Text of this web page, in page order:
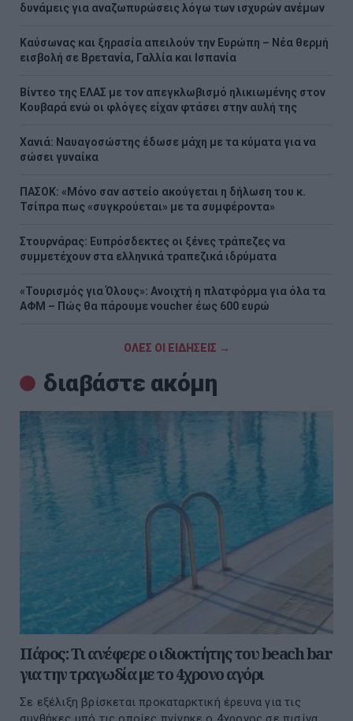
δυνάμεις για αναζωπυρώσεις λόγω των ισχυρών ανέμων
Καύσωνας και ξηρασία απειλούν την Ευρώπη – Νέα θερμή
εισβολή σε Βρετανία, Γαλλία και Ισπανία
Βίντεο της ΕΛΑΣ με τον απεγκλωβισμό ηλικιωμένης στον
Κουβαρά ενώ οι φλόγες είχαν φτάσει στην αυλή της
Χανιά: Ναυαγοσώστης έδωσε μάχη με τα κύματα για να
σώσει γυναίκα
ΠΑΣΟΚ: «Μόνο σαν αστείο ακούγεται η δήλωση του κ.
Τσίπρα πως «συγκρούεται» με τα συμφέροντα»
Στουρνάρας: Ευπρόσδεκτες οι ξένες τράπεζες να
συμμετέχουν στα ελληνικά τραπεζικά ιδρύματα
«Τουρισμός για Όλους»: Ανοιχτή η πλατφόρμα για όλα τα
ΑΦΜ – Πώς θα πάρουμε voucher έως 600 ευρώ
ΟΛΕΣ ΟΙ ΕΙΔΗΣΕΙΣ →
διαβάστε ακόμη
Πάρος: Τι ανέφερε ο ιδιοκτήτης του beach bar
για την τραγωδία με το 4χρονο αγόρι
Σε εξέλιξη βρίσκεται προκαταρκτική έρευνα για τις